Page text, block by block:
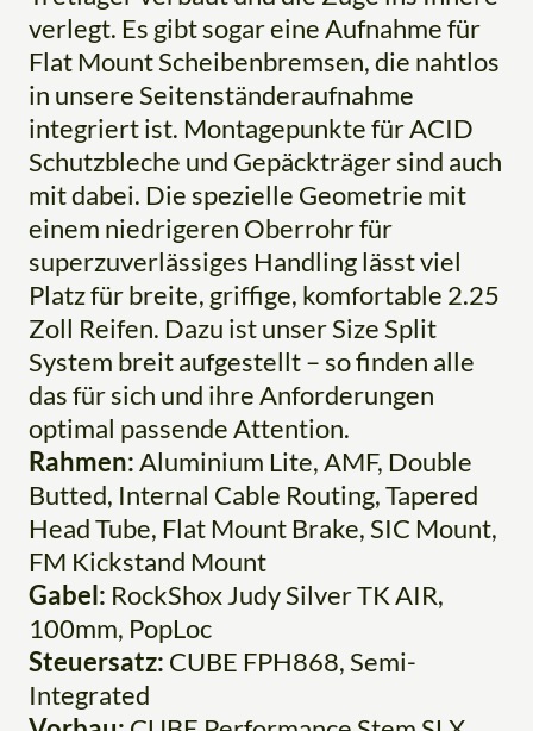
verlegt. Es gibt sogar eine Aufnahme für
Flat Mount Scheibenbremsen, die nahtlos
in unsere Seitenständeraufnahme
integriert ist. Montagepunkte für ACID
Schutzbleche und Gepäckträger sind auch
mit dabei. Die spezielle Geometrie mit
einem niedrigeren Oberrohr für
superzuverlässiges Handling lässt viel
Platz für breite, griffige, komfortable 2.25
Zoll Reifen. Dazu ist unser Size Split
System breit aufgestellt – so finden alle
das für sich und ihre Anforderungen
optimal passende Attention.
Rahmen:Aluminium Lite, AMF, Double
Butted, Internal Cable Routing, Tapered
Head Tube, Flat Mount Brake, SIC Mount,
FM Kickstand Mount
Gabel: RockShox Judy Silver TK AIR,
100mm, PopLoc
Steuersatz: CUBE FPH868, Semi-
Integrated